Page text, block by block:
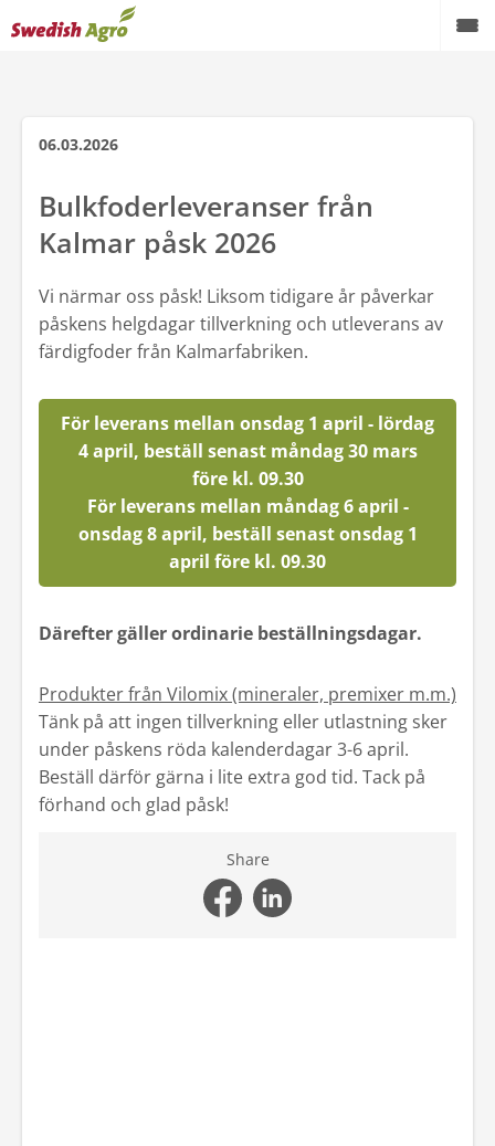
06.03.2026
Bulkfoderleveranser från
Kalmar påsk 2026
Vi närmar oss påsk! Liksom tidigare år påverkar
påskens helgdagar tillverkning och utleverans av
färdigfoder från Kalmarfabriken.
För leverans mellan onsdag 1 april - lördag
4 april, beställ senast måndag 30 mars
före kl. 09.30
För leverans mellan måndag 6 april -
onsdag 8 april, beställ senast onsdag 1
april före kl. 09.30
Därefter gäller ordinarie beställningsdagar.
Produkter från Vilomix (mineraler, premixer m.m.)
Tänk på att ingen tillverkning eller utlastning sker
under påskens röda kalenderdagar 3-6 april.
Beställ därför gärna i lite extra god tid. Tack på
förhand och glad påsk!
Share
Spannmål
Aktuellt
Karriär
Om oss
Kontakt